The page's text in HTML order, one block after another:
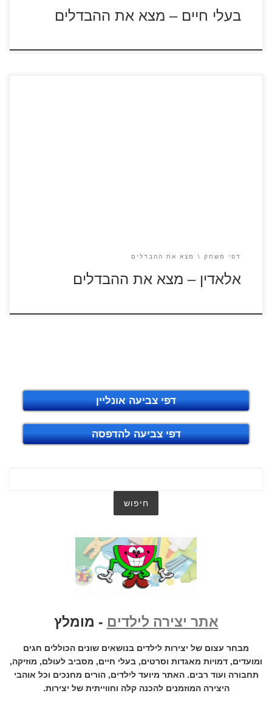
בעלי חיים – מצא את ההבדלים
דפי משחק מצא את ההבדלים
אלאדין – מצא את ההבדלים
דפי צביעה אונליין
דפי צביעה להדפסה
אתר יצירה לילדים - מומלץ
מבחר עצום של יצירות לילדים בנושאים שונים הכוללים חגים
ומועדים, דמויות מאגדות וסרטים, בעלי חיים, מסביב לעולם, מוזיקה,
תחבורה ועוד רבים. האתר מיועד לילדים, הורים מחנכים וכל אוהבי
היצירה המוזמנים להכנה קלה וחווייתית של יצירות.